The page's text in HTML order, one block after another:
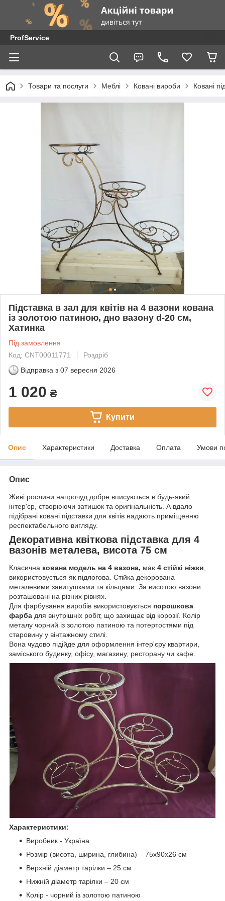
ProfService
Товари та послуги Меблі Ковані вироби Ковані
Підставка в зал для квітів на 4 вазони кована
із золотою патиною, дно вазону d-20 см,
Хатинка
Під замовлення
Код: CNT00011771
Роздріб
Відправка з 07 вересня 2026
1 020 ₴
Купити
Опис Характеристики Доставка Оплата Умови
Опис
Живі рослини напрочуд добре вписуються в будь-який
інтер'єр, створюючи затишок та оригінальність. А вдало
підібрані ковані підставки для квітів надають приміщенню
респектабельного вигляду.
Декоративна квіткова підставка для 4
вазонів металева, висота 75 см
Класична кована модель на 4 вазона, має 4 стійкі ніжки,
використовується як підлогова. Стійка декорована
металевими завитушками та кільцями. За висотою вазони
розташовані на різних рівнях.
Для фарбування виробів використовується порошкова
фарба для внутрішніх робіт, що захищає від корозії. Колір
металу чорний із золотою патиною та потертостями під
старовину у вінтажному стилі.
Вона чудово підійде для оформлення інтер'єру квартири,
заміського будинку, офісу, магазину, ресторану чи кафе.
Характеристики:
Виробник - Україна
Розмір (висота, ширина, глибина) – 75х90х26 см
Верхній діаметр тарілки – 25 см
Нижній діаметр тарілки – 20 см
Колір - чорний із золотою патиною